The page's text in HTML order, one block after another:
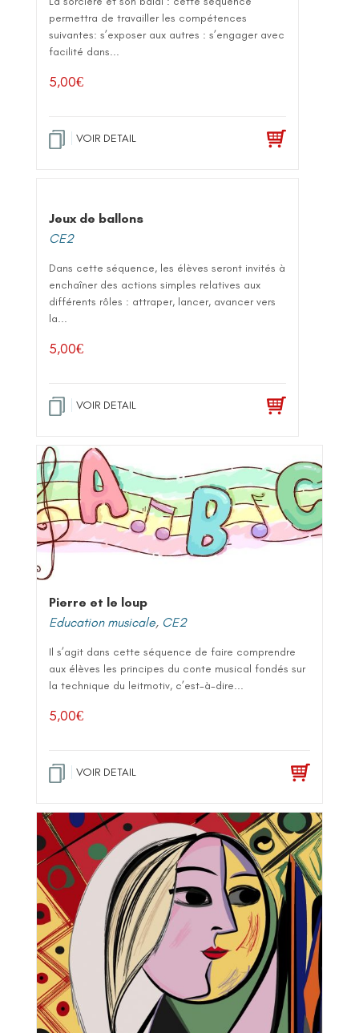
permettra de travailler les compétences
suivantes: s’exposer aux autres : s’engager avec
facilité dans...
5,00€
VOIR DETAIL
Jeux de ballons
CE2
Dans cette séquence, les élèves seront invités à
enchaîner des actions simples relatives aux
différents rôles : attraper, lancer, avancer vers
la...
5,00€
VOIR DETAIL
Pierre et le loup
Education musicale, CE2
Il s’agit dans cette séquence de faire comprendre
aux élèves les principes du conte musical fondés sur
la technique du leitmotiv, c’est-à-dire...
5,00€
VOIR DETAIL